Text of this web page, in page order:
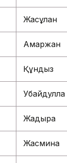
Жасұлан
Ақмаржан
Құндыз
Убайдулла
Жадыра
Жасмина